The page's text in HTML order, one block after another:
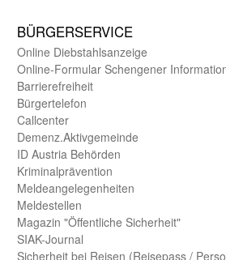
BÜRGER­SERVICE
Online Diebstahls­anzeige
Online-Formular Schengener
Barriere­freiheit
Bürger­telefon
Call­center
Demenz.Aktiv­gemeinde
ID Austria Behörden
Kriminal­prävention
Melde­an­ge­le­gen­heiten
Meld­estellen
Magazin "Öffentliche Sicherheit"
SIAK-Journal
Sicherheit bei Reisen (Reise­pass /